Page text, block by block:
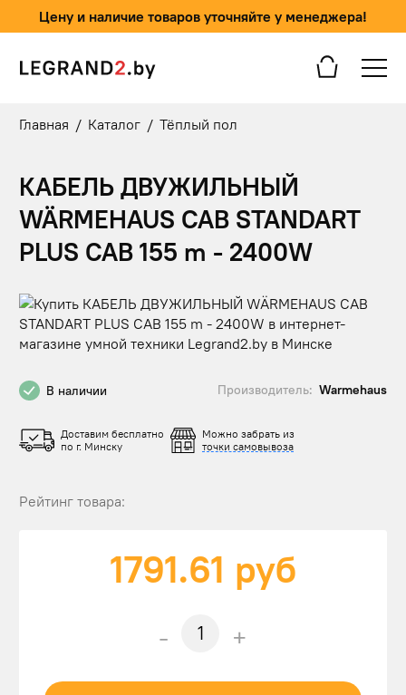
Цену и наличие товаров уточняйте у менеджера!
Главная / Каталог / Тёплый пол
КАБЕЛЬ ДВУЖИЛЬНЫЙ
WÄRMEHAUS CAB STANDART
PLUS CAB 155 m - 2400W
В наличии Производитель: Warmehaus
Доставим бесплатно
по г. Минску
Можно забрать из
точки самовывоза
Рейтинг товара:
1791.61 руб
- +